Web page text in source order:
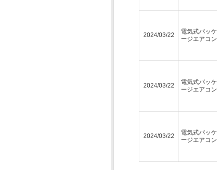
2024/03/22
電気式パッケ
ージエアコン
2024/03/22
電気式パッケ
ージエアコン
2024/03/22
電気式パッケ
ージエアコン